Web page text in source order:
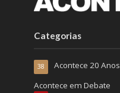
Categorias
Acontece 20 Anos
38
Acontece em Debate